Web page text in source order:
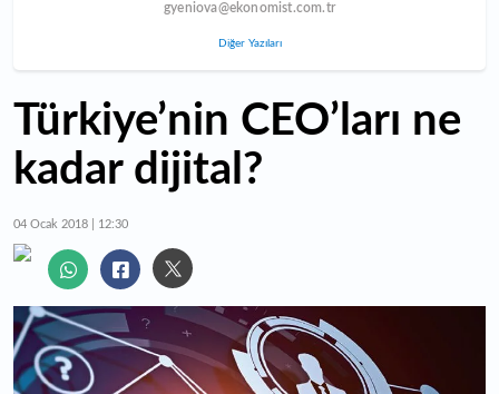
gyeniova@ekonomist.com.tr
Diğer Yazıları
Türkiye’nin CEO’ları ne
kadar dijital?
04 Ocak 2018 | 12:30